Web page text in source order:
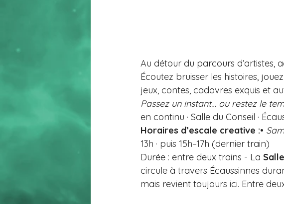
Au détour du parcours d’artistes,
Écoutez bruisser les histoires,
jeux, contes, cadavres exquis et
Passez un instant… ou restez le
en continu · Salle du Conseil ·
Horaires d’escale creative :•
13h · puis 15h–17h (dernier train)
Durée : entre deux trains - La
circule à travers Écaussinnes
mais revient toujours ici. Entre